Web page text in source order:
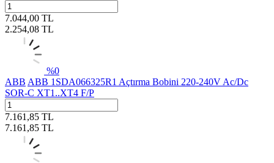
7.044,00 TL
2.254,08 TL
%0
ABB ABB 1SDA066325R1 Açtırma Bobini 220-240V Ac/Dc
SOR-C XT1..XT4 F/P
7.161,85 TL
7.161,85 TL